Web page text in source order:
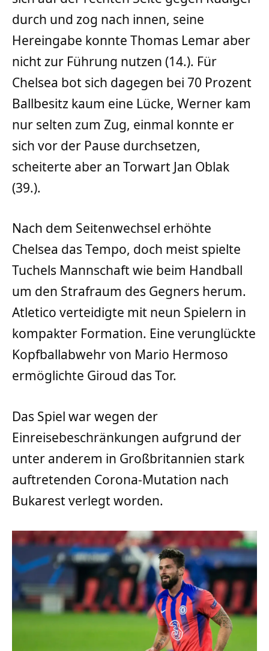
durch und zog nach innen, seine
Hereingabe konnte Thomas Lemar aber
nicht zur Führung nutzen (14.). Für
Chelsea bot sich dagegen bei 70 Prozent
Ballbesitz kaum eine Lücke, Werner kam
nur selten zum Zug, einmal konnte er
sich vor der Pause durchsetzen,
scheiterte aber an Torwart Jan Oblak
(39.).
Nach dem Seitenwechsel erhöhte
Chelsea das Tempo, doch meist spielte
Tuchels Mannschaft wie beim Handball
um den Strafraum des Gegners herum.
Atletico verteidigte mit neun Spielern in
kompakter Formation. Eine verunglückte
Kopfballabwehr von Mario Hermoso
ermöglichte Giroud das Tor.
Das Spiel war wegen der
Einreisebeschränkungen aufgrund der
unter anderem in Großbritannien stark
auftretenden Corona-Mutation nach
Bukarest verlegt worden.